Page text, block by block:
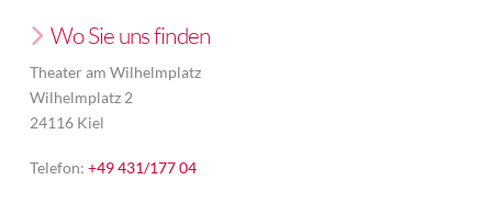
Wo Sie uns finden
Theater am Wilhelmplatz
Wilhelmplatz 2
24116 Kiel
Telefon: +49 431/177 04